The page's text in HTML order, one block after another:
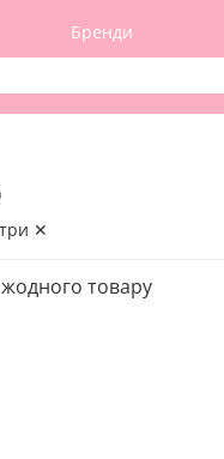
Бренди
✕
товару